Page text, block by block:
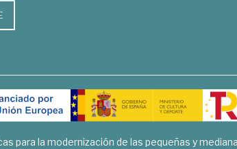
para la modernización de las pequeñas y